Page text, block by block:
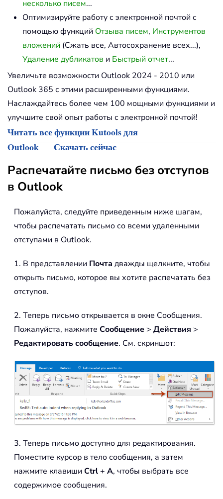
несколько писем...
Оптимизируйте работу с электронной почтой с
помощью функций Отзыва писем, Инструментов
вложений (Сжать все, Автосохранение всех...),
Удаление дубликатов и Быстрый отчет...
Увеличьте возможности Outlook 2024 - 2010 или
Outlook 365 с этими расширенными функциями.
Наслаждайтесь более чем 100 мощными функциями и
улучшите свой опыт работы с электронной почтой!
Читать все функции Kutools для
Outlook
Скачать сейчас
Распечатайте письмо без отступов
в Outlook
Пожалуйста, следуйте приведенным ниже шагам,
чтобы распечатать письмо со всеми удаленными
отступами в Outlook.
1. В представлении Почта дважды щелкните, чтобы
открыть письмо, которое вы хотите распечатать без
отступов.
2. Теперь письмо открывается в окне Сообщения.
Пожалуйста, нажмите Сообщение > Действия >
Редактировать сообщение. См. скриншот:
3. Теперь письмо доступно для редактирования.
Поместите курсор в тело сообщения, а затем
нажмите клавиши Ctrl+ A, чтобы выбрать все
содержимое сообщения.